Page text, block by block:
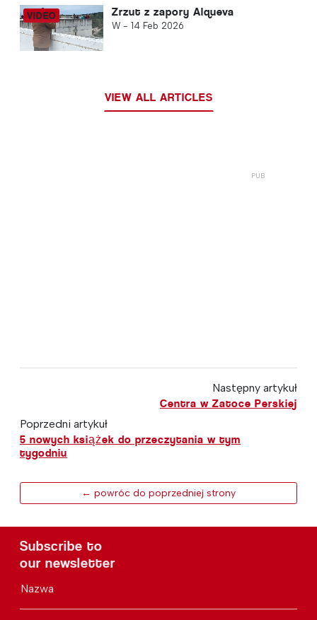
Zrzut z zapory Alqueva
W - 14 Feb 2026
VIEW ALL ARTICLES
Następny artykuł
Centra w Zatoce Perskiej
Poprzedni artykuł
5 nowych książek do przeczytania w tym
tygodniu
← powróc do poprzedniej strony
Subscribe to
our newsletter
Nazwa